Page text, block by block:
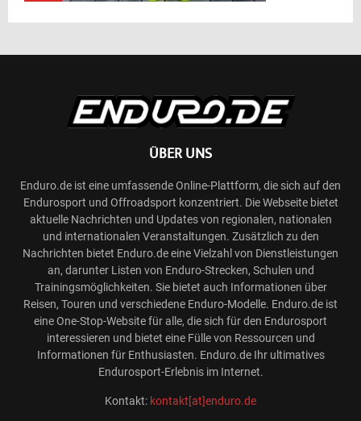
ÜBER UNS
Enduro.de ist eine umfassende Online-Plattform, die sich auf den
Endurosport und Offroadsport konzentriert. Die Webseite bietet
aktuelle Nachrichten und Updates von regionalen, nationalen
und internationalen Veranstaltungen. Zusätzlich zu den
Nachrichten bietet Enduro.de eine Vielzahl von Dienstleistungen
an, darunter Listen von Enduro-Strecken, Schulen und
Trainingsmöglichkeiten. Sie bietet auch Informationen über
Reisen, Touren und verschiedene Enduro-Modelle. Enduro.de ist
eine One-Stop-Website für alle, die sich für den Endurosport
interessieren und bietet eine Fülle von Ressourcen und
Informationen für Enthusiasten. Enduro.de Ihr ultimatives
Endurosport-Erlebnis im Internet.
Kontakt: kontakt[at]enduro.de